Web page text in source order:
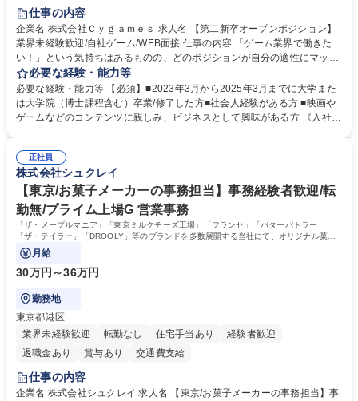
住宅手当あり
交通費支給
土日祝休み 服装自由 昼食補助あり
第二新卒歓迎
食事補助あり
仕事の内容
企業名 株式会社Ｃｙｇａｍｅｓ 求人名 【第二新卒オープンポジション】
業界未経験歓迎/自社ゲーム/WEB面接 仕事の内容 「ゲーム業界で働きた
い！」という気持ちはあるものの、どのポジションが自分の適性にマッチ
しているか悩んでいる方が対象となります！ 総合職（プランナー/データ
アナリストなど）、技術職（開発エンジニ ア/インフラエンジニアな
ど）、デザイン職（デザイナー/イラストレ ーターなど）等から、面接で
ご希望と適正にマッチしたポジションをご案内いたします。ゲームやエン
のご応募をお待ちしております。 募集職種 【第二新卒オープンポジショ
ン】業界未経験歓迎/自社ゲーム/WEB面接
必要な経験・能力等
必要な経験・能力等 【必須】■2023年3月から2025年3月までに大学また
は大学院（博士課程含む）卒業/修了した方■社会人経験がある方 ■映画や
ゲームなどのコンテンツに親しみ、ビジネスとして興味がある方 《入社実
正社員
株式会社シュクレイ
【東京/お菓子メーカーの事務担当】事務経験者歓迎/転
勤無/プライム上場G 営業事務
「ザ・メープルマニア」「東京ミルクチーズ工場」「フランセ」「バターバトラー」
「ザ・テイラー」「DROOLY」等のブランドを多数展開する当社にて、オリジナル菓子
ブランド商品の事務業務をお任せいたします。
月給
30万円～36万円
勤務地
東京都港区
業界未経験歓迎
転勤なし 住宅手当あり
経験者歓迎
退職金あり
賞与あり 交通費支給
仕事の内容
企業名 株式会社シュクレイ 求人名 【東京/お菓子メーカーの事務担当】事